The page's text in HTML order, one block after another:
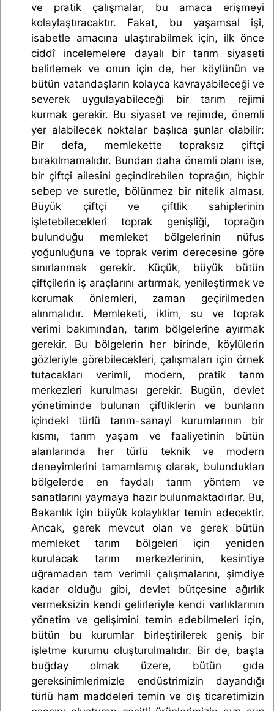
ve pratik çalışmalar, bu amaca erişmeyi
kolaylaştıracaktır. Fakat, bu yaşamsal işi,
isabetle amacına ulaştırabilmek için, ilk önce
ciddî incelemelere dayalı bir tarım siyaseti
belirlemek ve onun için de, her köylünün ve
bütün vatandaşların kolayca kavrayabileceği ve
severek uygulayabileceği bir tarım rejimi
kurmak gerekir. Bu siyaset ve rejimde, önemli
yer alabilecek noktalar başlıca şunlar olabilir:
Bir defa, memlekette topraksız çiftçi
bırakılmamalıdır. Bundan daha önemli olanı ise,
bir çiftçi ailesini geçindirebilen toprağın, hiçbir
sebep ve suretle, bölünmez bir nitelik alması.
Büyük çiftçi ve çiftlik sahiplerinin
işletebilecekleri toprak genişliği, toprağın
bulunduğu memleket bölgelerinin nüfus
yoğunluğuna ve toprak verim derecesine göre
sınırlanmak gerekir. Küçük, büyük bütün
çiftçilerin iş araçlarını artırmak, yenileştirmek ve
korumak önlemleri, zaman geçirilmeden
alınmalıdır. Memleketi, iklim, su ve toprak
verimi bakımından, tarım bölgelerine ayırmak
gerekir. Bu bölgelerin her birinde, köylülerin
gözleriyle görebilecekleri, çalışmaları için örnek
tutacakları verimli, modern, pratik tarım
merkezleri kurulması gerekir. Bugün, devlet
yönetiminde bulunan çiftliklerin ve bunların
içindeki türlü tarım-sanayi kurumlarının bir
kısmı, tarım yaşam ve faaliyetinin bütün
alanlarında her türlü teknik ve modern
deneyimlerini tamamlamış olarak, bulundukları
bölgelerde en faydalı tarım yöntem ve
sanatlarını yaymaya hazır bulunmaktadırlar. Bu,
Bakanlık için büyük kolaylıklar temin edecektir.
Ancak, gerek mevcut olan ve gerek bütün
memleket tarım bölgeleri için yeniden
kurulacak tarım merkezlerinin, kesintiye
uğramadan tam verimli çalışmalarını, şimdiye
kadar olduğu gibi, devlet bütçesine ağırlık
vermeksizin kendi gelirleriyle kendi varlıklarının
yönetim ve gelişimini temin edebilmeleri için,
bütün bu kurumlar birleştirilerek geniş bir
işletme kurumu oluşturulmalıdır. Bir de, başta
buğday olmak üzere, bütün gıda
gereksinimlerimizle endüstrimizin dayandığı
türlü ham maddeleri temin ve dış ticaretimizin